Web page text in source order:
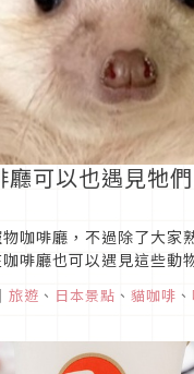
廳可以也遇見牠
咖啡廳，不過除了大家
啡廳也可以遇見這些動
｜ 旅遊 、 日本景點 、 貓咖啡 、